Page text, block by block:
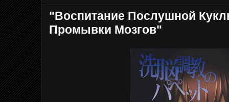
"Воспитание Послушной
Промывки Мозгов"